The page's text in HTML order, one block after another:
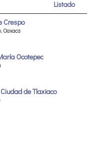
Listado
Crespo
Oaxaca
Ocotepec
de Tlaxiaco